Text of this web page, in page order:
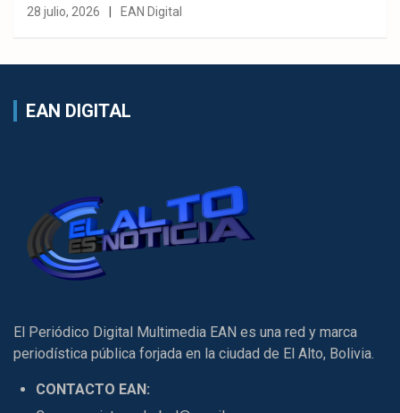
28 julio, 2026 EAN Digital
EAN DIGITAL
El Periódico Digital Multimedia EAN es una red y marca
periodística pública forjada en la ciudad de El Alto, Bolivia.
CONTACTO EAN: